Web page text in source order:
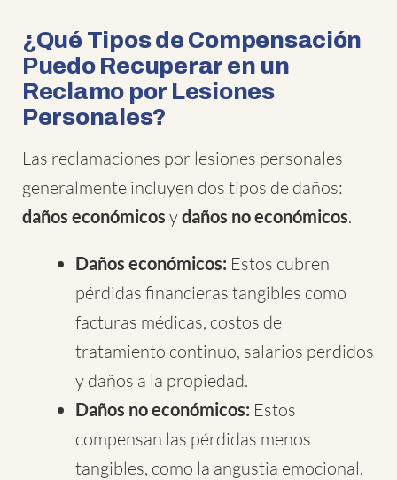
¿Qué Tipos de Compensación
Puedo Recuperar en un
Reclamo por Lesiones
Personales?
Las reclamaciones por lesiones personales
generalmente incluyen dos tipos de daños:
daños económicos ydaños no económicos.
Daños económicos: Estos cubren
pérdidas financieras tangibles como
facturas médicas, costos de
tratamiento continuo, salarios perdidos
y daños a la propiedad.
Daños no económicos: Estos
compensan las pérdidas menos
tangibles, como la angustia emocional,